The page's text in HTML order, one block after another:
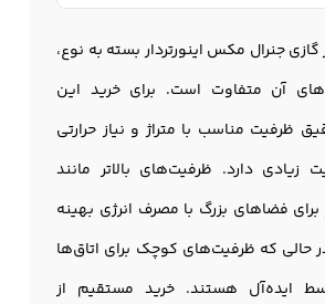
جنرال مکس اینورتردار بسته به نوع،
آن متفاوت است. برای خرید این
ظرفیت مناسب با متراژ و نیاز حرارتی
دارد. ظرفیت‌های بالاتر مانند
و 60 هزار برای فضاهای بزرگ با مصرف انرژی بهینه
حالی که ظرفیت‌های کوچک برای اتاق‌ها
ایده‌آل هستند. خرید مستقیم از